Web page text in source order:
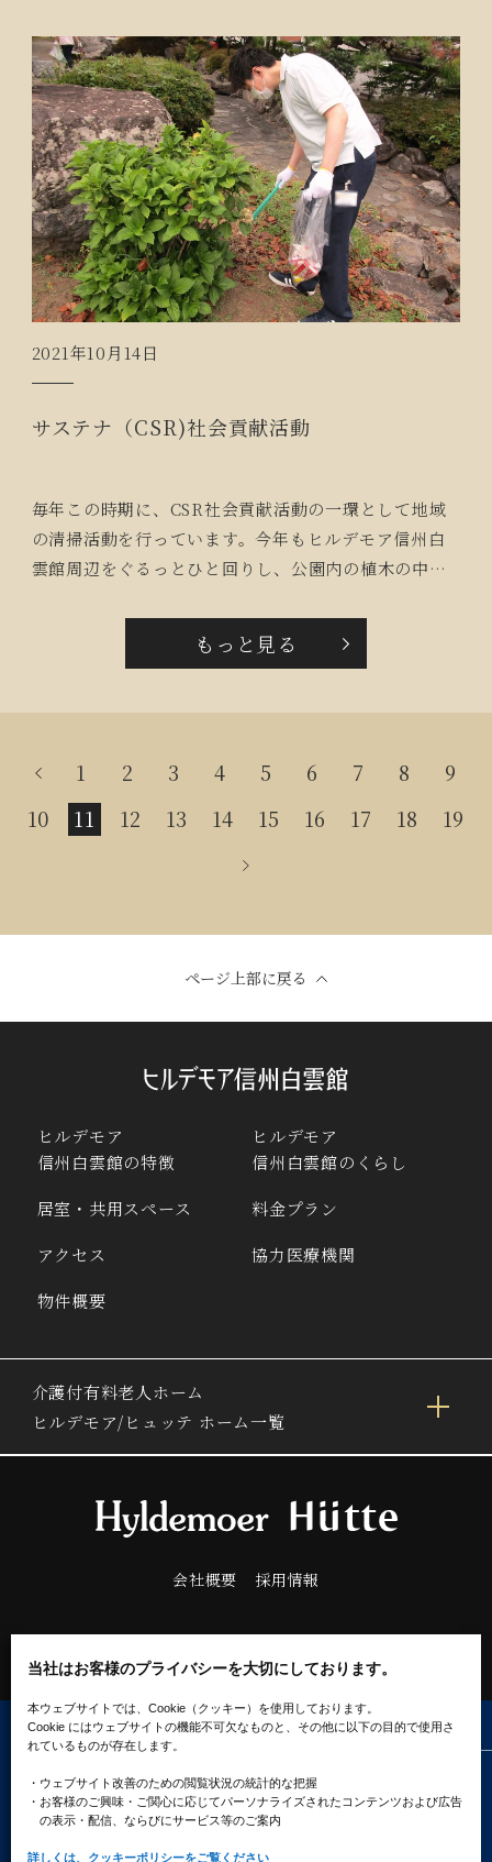
当社はお客様のプライバシーを大切にしております。
本ウェブサイトでは、Cookie（クッキー）を使用しております。
Cookie にはウェブサイトの機能不可欠なものと、その他に以下の目的で使用さ
れているものが存在します。
・ウェブサイト改善のための閲覧状況の統計的な把握
・お客様のご興味・ご関心に応じてパーソナライズされたコンテンツおよび広告
の表示・配信、ならびにサービス等のご案内
詳しくは、クッキーポリシーをご覧ください
ら、皆様にこやかに秋の味覚を楽しまれていらっしゃ
いました。
2021年10月14日
サステナ（CSR)社会貢献活動
毎年この時期に、CSR社会貢献活動の一環として地域
の清掃活動を行っています。今年もヒルデモア信州白
雲館周辺をぐるっとひと回りし、公園内の植木の中の
もっと見る
1 2 3 4 5 6 7 8
9
10
11 12 13 14 15 16 17 18 19
ページ上部に戻る
ヒルデモア
信州白雲館の特徴
ヒルデモア
信州白雲館のくらし
居室・共用スペース
料金プラン
アクセス
協力医療機関
物件概要
介護付有料老人ホーム
ヒルデモア/ヒュッテ ホーム一覧
会社概要 採用情報
プライバシーポリシー
ソーシャルメディアポリシー
クッキーポリシー